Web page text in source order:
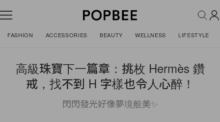
FASHION ACCESSORIES BEAUTY WELLNESS LIFESTYLE
高級珠寶下一篇章：挑枚 Hermès 鑽
戒，找不到 H 字樣也令人心醉！
閃閃發光好像夢境般美✨